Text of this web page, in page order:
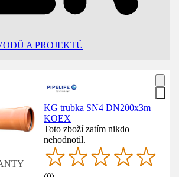
A PROJEKTŮ
KG trubka SN4 DN200x3m
KOEX
Toto zboží zatím nikdo
nehodnotil.